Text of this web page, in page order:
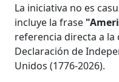
La iniciativa no es
incluye la frase
referencia directa a
Declaración de
Unidos (1776-2026).